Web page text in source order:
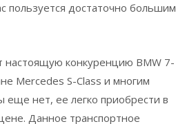
пользуется достаточно большим
настоящую конкуренцию BMW 7-
Mercedes S-Class и многим
еще нет, ее легко приобрести в
Данное транспортное